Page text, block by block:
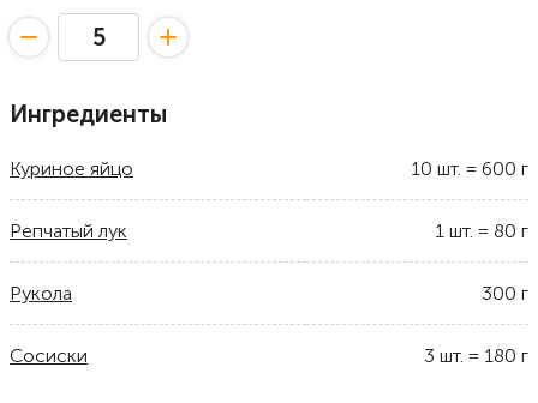
Ингредиенты
Куриное яйцо 10 шт. = 600 г
Репчатый лук 1 шт. = 80 г
Рукола 300 г
Сосиски 3 шт. = 180 г